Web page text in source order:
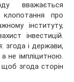
вважається
клопотання про
інституту,
інвестицій.
згода і держави,
не імпліцитною.
щоб згода сторін